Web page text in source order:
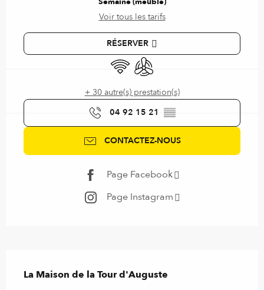
Voir tous les tarifs
RÉSERVER
WiFi Air conditionné
+ 30 autre(s) prestation(s)
04 92 15 21 ▒▒
CONTACTEZ-NOUS
Page Facebook
Page Instagram
La Maison de la Tour d'Auguste